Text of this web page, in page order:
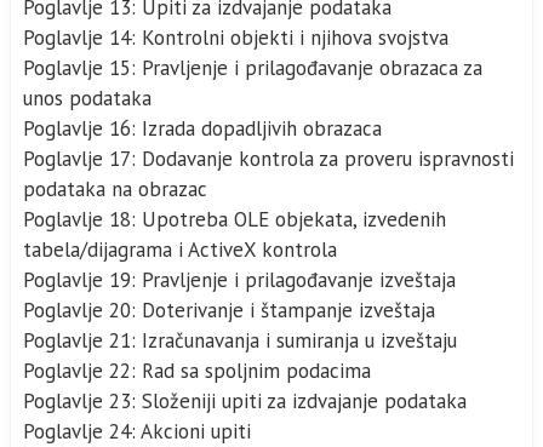
Poglavlje 13: Upiti za izdvajanje podataka
Poglavlje 14: Kontrolni objekti i njihova svojstva
Poglavlje 15: Pravljenje i prilagođavanje obrazaca za
unos podataka
Poglavlje 16: Izrada dopadljivih obrazaca
Poglavlje 17: Dodavanje kontrola za proveru ispravnosti
podataka na obrazac
Poglavlje 18: Upotreba OLE objekata, izvedenih
tabela/dijagrama i ActiveX kontrola
Poglavlje 19: Pravljenje i prilagođavanje izveštaja
Poglavlje 20: Doterivanje i štampanje izveštaja
Poglavlje 21: Izračunavanja i sumiranja u izveštaju
Poglavlje 22: Rad sa spoljnim podacima
Poglavlje 23: Složeniji upiti za izdvajanje podataka
Poglavlje 24: Akcioni upiti